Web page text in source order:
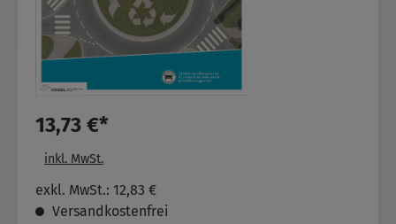
13,73 €*
inkl. MwSt.
exkl. MwSt.: 12,83 €
Versandkostenfrei